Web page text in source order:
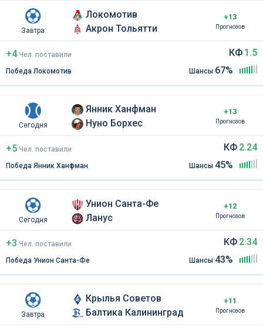
Завтра
Локомотив
Акрон Тольятти
+13
Прогнозов
+4 Чел поставили
Победа Локомотив
КФ 1.5
Шансы 67%
Сегодня
Янник Ханфман
Нуно Борхес
+13
Прогнозов
+5 Чел поставили
Победа Янник Ханфман
КФ 2.24
Шансы 45%
Сегодня
Унион Санта-Фе
Ланус
+12
Прогнозов
+3 Чел поставили
Победа Унион Санта-Фе
КФ 2.34
Шансы 43%
Завтра
Крылья Советов
Балтика Калининград
+11
Прогнозов